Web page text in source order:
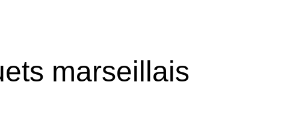
marseillais